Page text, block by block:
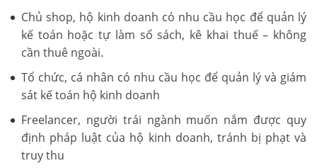
Chủ shop, hộ kinh doanh có nhu cầu học để quản lý
kế toán hoặc tự làm sổ sách, kê khai thuế – không
cần thuê ngoài.
Tổ chức, cá nhân có nhu cầu học để quản lý và giám
sát kế toán hộ kinh doanh
Freelancer, người trái ngành muốn nắm được quy
định pháp luật của hộ kinh doanh, tránh bị phạt và
truy thu